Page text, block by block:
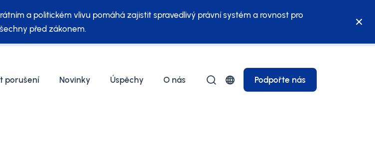
a politickém vlivu pomáhá zajistit spravedlivý právní systém a rovnost pro
před zákonem.
porušení Novinky Úspěchy O nás Podpořte nás